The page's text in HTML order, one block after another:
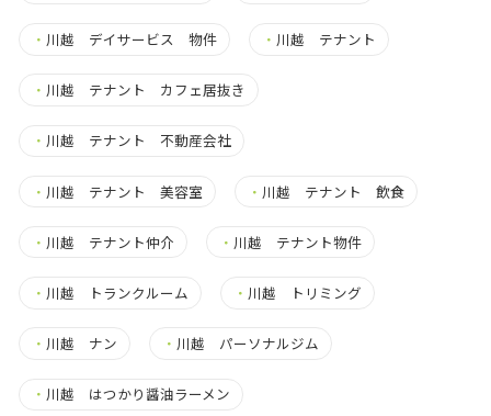
・ 川越 デイサービス 物件 ・ 川越 テナント
・ 川越 テナント カフェ居抜き
・ 川越 テナント 不動産会社
・ 川越 テナント 美容室 ・ 川越 テナント 飲食
・ 川越 テナント仲介 ・ 川越 テナント物件
・ 川越 トランクルーム ・ 川越 トリミング
・ 川越 ナン ・ 川越 パーソナルジム
・ 川越 はつかり醤油ラーメン